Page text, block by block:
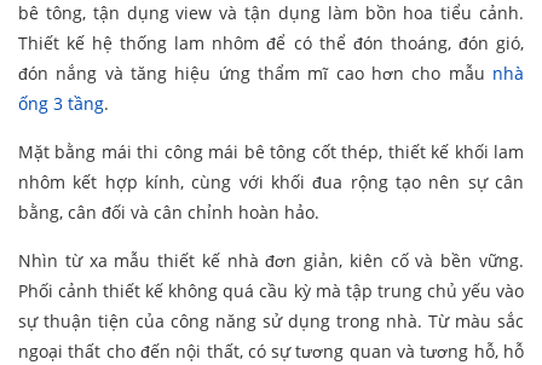
bê tông, tận dụng view và tận dụng làm bồn hoa tiểu cảnh.
Thiết kế hệ thống lam nhôm để có thể đón thoáng, đón gió,
đón nắng và tăng hiệu ứng thẩm mĩ cao hơn cho mẫu nhà
ống 3 tầng.
Mặt bằng mái thi công mái bê tông cốt thép, thiết kế khối lam
nhôm kết hợp kính, cùng với khối đua rộng tạo nên sự cân
bằng, cân đối và cân chỉnh hoàn hảo.
Nhìn từ xa mẫu thiết kế nhà đơn giản, kiên cố và bền vững.
Phối cảnh thiết kế không quá cầu kỳ mà tập trung chủ yếu vào
sự thuận tiện của công năng sử dụng trong nhà. Từ màu sắc
ngoại thất cho đến nội thất, có sự tương quan và tương hỗ, hỗ